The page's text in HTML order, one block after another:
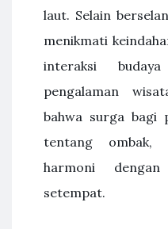
laut. Selain
menikmati
interaksi
pengalaman
bahwa surga bagi
tentang
harmoni
setempat.